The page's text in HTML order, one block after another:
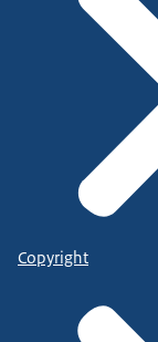
Copyright